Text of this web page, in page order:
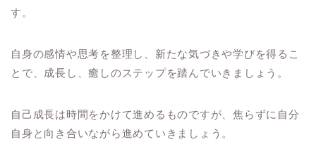
す。
自身の感情や思考を整理し、新たな気づきや学びを得るこ
とで、成長し、癒しのステップを踏んでいきましょう。
自己成長は時間をかけて進めるものですが、焦らずに自分
自身と向き合いながら進めていきましょう。